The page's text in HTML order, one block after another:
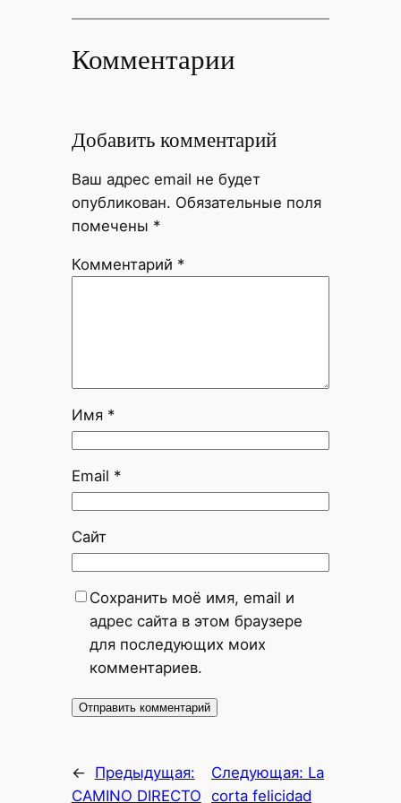
Комментарии
Добавить комментарий
Ваш адрес email не будет
опубликован. Обязательные поля
помечены *
Комментарий *
Имя *
Email *
Сайт
Сохранить моё имя, email и
адрес сайта в этом браузере
для последующих моих
комментариев.
←
Предыдущая:
CAMINO DIRECTO
Следующая: La
corta felicidad